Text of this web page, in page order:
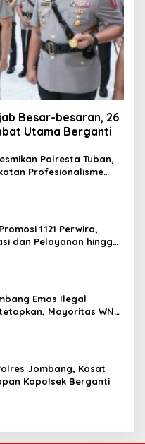
Besar-besaran, 26
Utama Berganti
Polresta Tuban,
Profesionalisme
1.121 Perwira,
dan Pelayanan hingga
Emas Ilegal
Mayoritas WN
Jombang, Kasat
Kapolsek Berganti